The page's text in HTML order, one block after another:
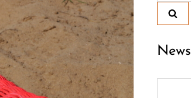
News